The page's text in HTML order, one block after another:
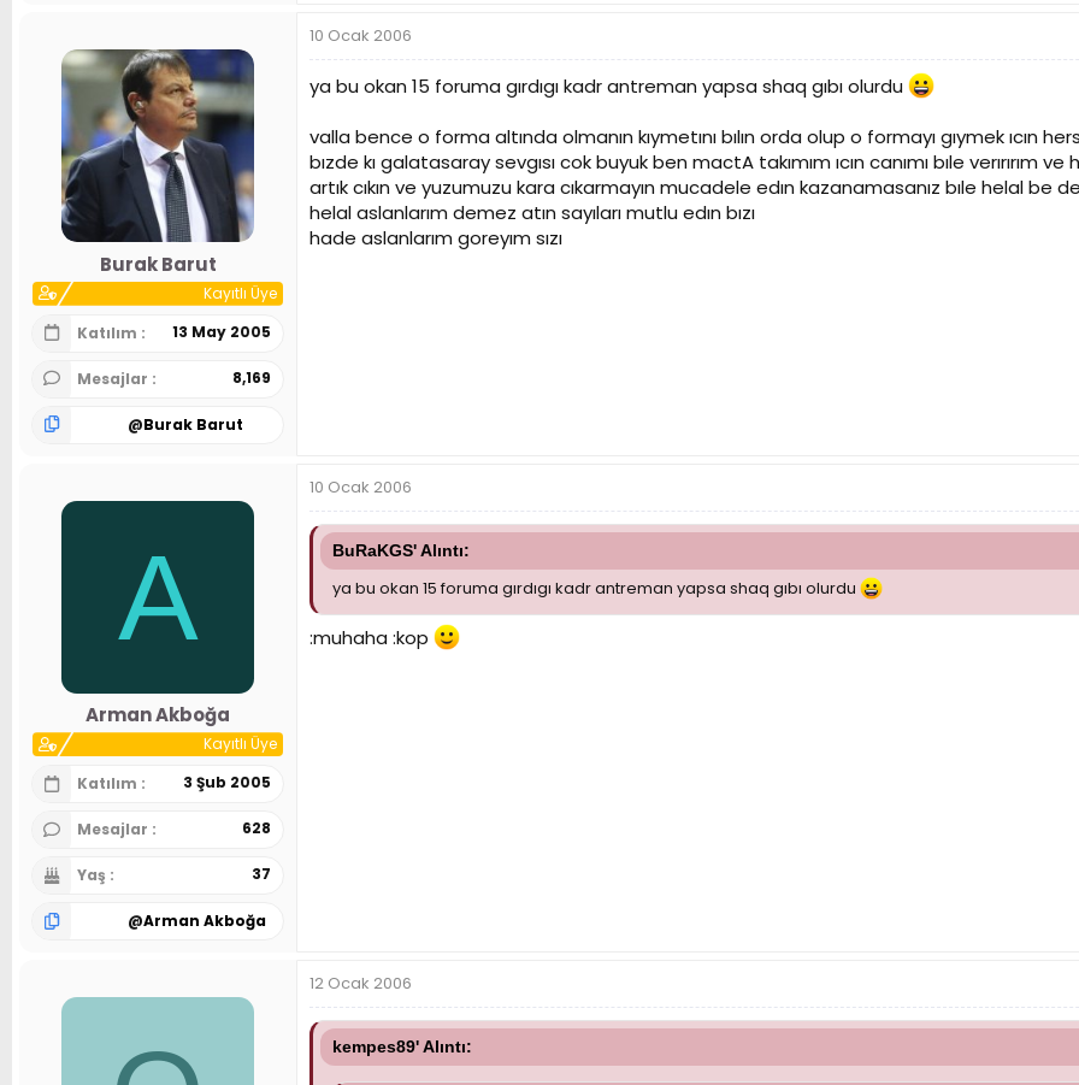
Burak Barut
Kayıtlı Üye
Katılım
13 May 2005
Mesajlar 8,169
@Burak Barut
10 Ocak 2006
ya bu okan 15 foruma gırdıgı kadr antreman yapsa shaq gıbı olurdu
valla bence o forma altında olmanın kıymetını bılın orda olup o formayı gıymek ıcın
bızde kı galatasaray sevgısı cok buyuk ben mactA takımım ıcın canımı bıle verırırım
artık cıkın ve yuzumuzu kara cıkarmayın mucadele edın kazanamasanız bıle helal be
helal aslanlarım demez atın sayıları mutlu edın bızı
hade aslanlarım goreyım sızı
A
Arman Akboğa
Kayıtlı Üye
Katılım
3 Şub 2005
Mesajlar 628
Yaş 37
@Arman Akboğa
10 Ocak 2006
BuRaKGS' Alıntı:
ya bu okan 15 foruma gırdıgı kadr antreman yapsa shaq gıbı olurdu
:muhaha :kop
12 Ocak 2006
kempes89' Alıntı: